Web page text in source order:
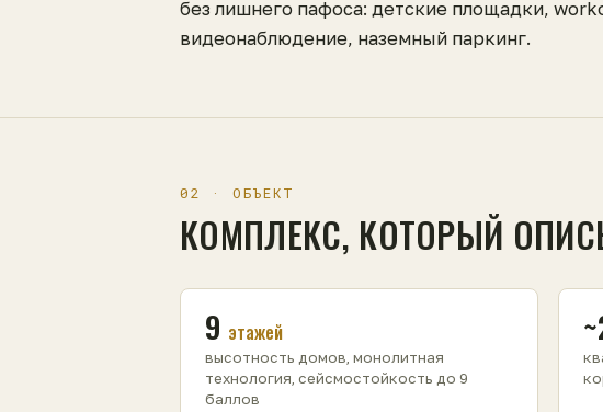
без лишнего пафоса: детские площадки,
видеонаблюдение, наземный паркинг.
02 · ОБЪЕКТ
КОМПЛЕКС, КОТОРЫЙ
9 этажей
высотность домов, монолитная
технология, сейсмостойкость до 9
баллов